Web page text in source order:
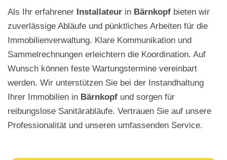
Als Ihr erfahrener Installateur in Bärnkopf bieten wir
zuverlässige Abläufe und pünktliches Arbeiten für die
Immobilienverwaltung. Klare Kommunikation und
Sammelrechnungen erleichtern die Koordination. Auf
Wunsch können feste Wartungstermine vereinbart
werden. Wir unterstützen Sie bei der Instandhaltung
Ihrer Immobilien in Bärnkopf und sorgen für
reibungslose Sanitärabläufe. Vertrauen Sie auf unsere
Professionalität und unseren umfassenden Service.